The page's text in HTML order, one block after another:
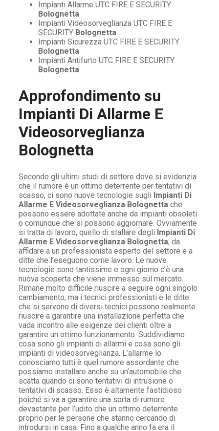
Impianti Allarme UTC FIRE E SECURITY
Bolognetta
Impianti Videosorveglianza UTC FIRE E
SECURITY Bolognetta
Impianti Sicurezza UTC FIRE E SECURITY
Bolognetta
Impianti Antifurto UTC FIRE E SECURITY
Bolognetta
Approfondimento su
Impianti Di Allarme E
Videosorveglianza
Bolognetta
Secondo gli ultimi studi di settore dove si evidenzia
che il rumore è un ottimo deterrente per tentativi di
scasso, ci sono nuove tecnologie sugli Impianti Di
Allarme E Videosorveglianza Bolognetta che
possono essere adottate anche da impianti obsoleti
o comunque che si possono aggiornare. Ovviamente
si tratta di lavoro, quello di stallare degli Impianti Di
Allarme E Videosorveglianza Bolognetta, da
affidare a un professionista esperto del settore e a
ditte che l’eseguono come lavoro. Le nuove
tecnologie sono tantissime e ogni giorno c’è una
nuova scoperta che viene immesso sul mercato.
Rimane molto difficile riuscire a seguire ogni singolo
cambiamento, ma i tecnici professionisti e le ditte
che si servono di diversi tecnici possono realmente
riuscire a garantire una installazione perfetta che
vada incontro alle esigenze dei clienti oltre a
garantire un ottimo funzionamento. Suddividiamo
cosa sono gli impianti di allarmi e cosa sono gli
impianti di videosorveglianza. L’allarme lo
conosciamo tutti è quel rumore assordante che
possiamo installare anche su un’automobile che
scatta quando ci sono tentativi di intrusione o
tentativi di scasso. Esso è altamente fastidioso
poiché si va a garantire una sorta di rumore
devastante per l’udito che un ottimo deterrente
proprio per le persone che stanno cercando di
introdursi in casa. Fino a qualche anno fa era il